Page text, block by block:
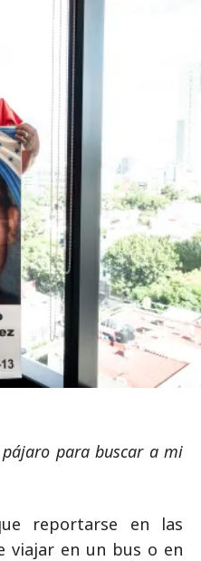
para buscar a mi
reportarse en las
viajar en un bus o en